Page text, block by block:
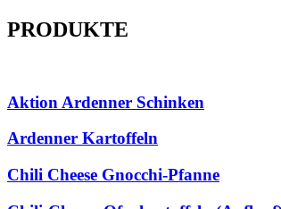
PRODUKTE
Aktion Ardenner Schinken
Ardenner Kartoffeln
Chili Cheese Gnocchi-Pfanne